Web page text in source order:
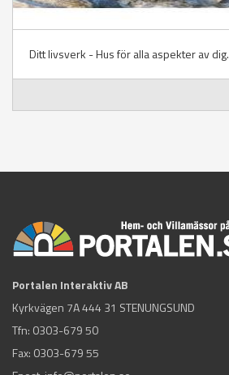
Ditt livsverk - Hus för alla aspekter av dig.
Portalen Interaktiv AB
Kyrkvägen 7A 444 31 STENUNGSUND
Tfn: 0303-679 50
Fax: 0303-679 55